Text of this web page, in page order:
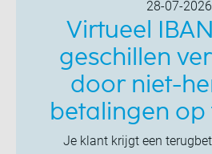
28-07-2026
Virtueel
geschillen
door niet-
betalingen op
Je klant krijgt een